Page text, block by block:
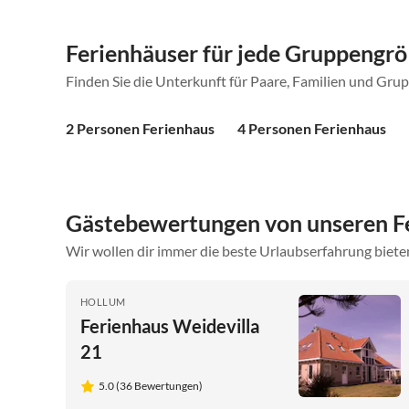
Ferienhäuser für jede
Finden Sie die Unterkunft für Paare, Familien und
2 Personen Ferienhaus 4 Personen Ferienhaus
Gästebewertungen von unseren
Wir wollen dir immer die beste Urlaubserfahrung
HOLLUM
Ferienhaus Weidevilla
21
5.0 (36 Bewertungen)